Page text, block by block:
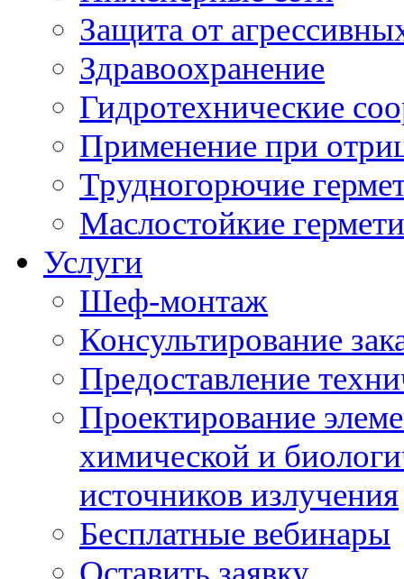
Защита от
Здравоохранение
Гидротехнические
Применение при
Трудногорючие
Маслостойкие
Услуги
Шеф-монтаж
Консультирование
Предоставление
Проектирование
химической и
источников излучения
Бесплатные вебинары